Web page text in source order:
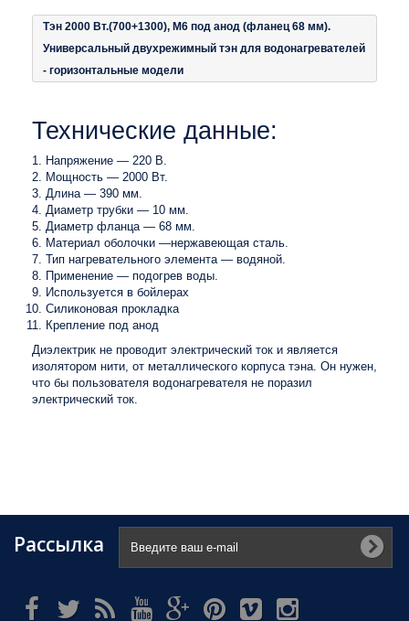
Тэн 2000 Вт.(700+1300), M6 под анод (фланец 68 мм).
Универсальный двухрежимный тэн для водонагревателей
- горизонтальные модели
Технические данные:
Напряжение — 220 В.
Мощность — 2000 Вт.
Длина — 390 мм.
Диаметр трубки — 10 мм.
Диаметр фланца — 68 мм.
Материал оболочки —нержавеющая сталь.
Тип нагревательного элемента — водяной.
Применение — подогрев воды.
Используется в бойлерах
Силиконовая прокладка
Крепление под анод
Диэлектрик не проводит электрический ток и является
изолятором нити, от металлического корпуса тэна. Он нужен,
что бы пользователя водонагревателя не поразил
электрический ток.
Рассылка